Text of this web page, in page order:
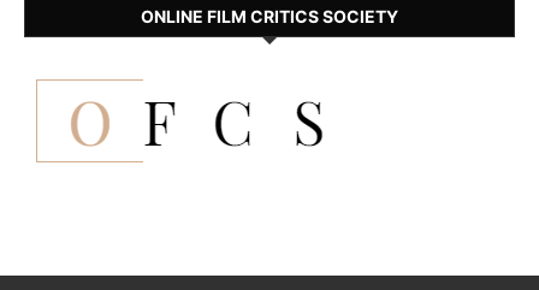
ONLINE FILM CRITICS SOCIETY